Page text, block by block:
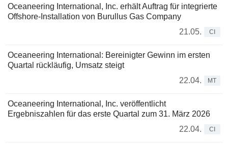
Oceaneering International, Inc. erhält Auftrag für integrierte
Offshore-Installation von Burullus Gas Company
21.05.
CI
Oceaneering International: Bereinigter Gewinn im ersten
Quartal rückläufig, Umsatz steigt
22.04.
MT
Oceaneering International, Inc. veröffentlicht
Ergebniszahlen für das erste Quartal zum 31. März 2026
22.04.
CI